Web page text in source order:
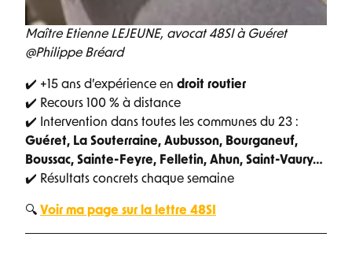
Maître Etienne LEJEUNE, avocat 48SI à Guéret
@Philippe Bréard
✔️ +15 ans d’expérience en droit routier
✔️ Recours 100 % à distance
✔️ Intervention dans toutes les communes du 23 :
Guéret, La Souterraine, Aubusson, Bourganeuf,
Boussac, Sainte-Feyre, Felletin, Ahun, Saint-Vaury…
✔️ Résultats concrets chaque semaine
🔍 Voir ma page sur la lettre 48SI